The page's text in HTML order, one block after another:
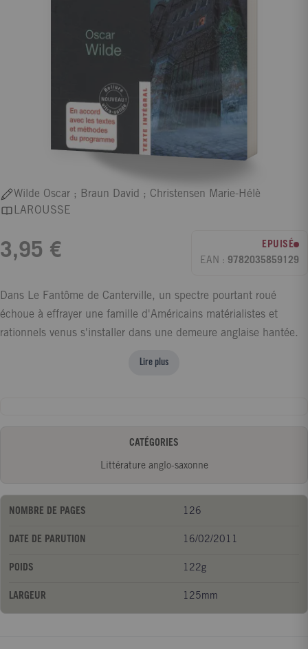
Wilde Oscar ; Braun David ; Christensen Marie-Hélè
LAROUSSE
3,95 €
EPUISÉ
EAN : 9782035859129
Dans Le Fantôme de Canterville, un spectre pourtant roué
échoue à effrayer une famille d'Américains matérialistes et
rationnels venus s'installer dans une demeure anglaise hantée.
désargenté confond un peu vite le sujet d'un tableau et le
une extrême délicatesse des sentiments.
Lire plus
CATÉGORIES
Littérature anglo-saxonne
NOMBRE DE PAGES 126
DATE DE PARUTION 16/02/2011
POIDS 122g
LARGEUR 125mm